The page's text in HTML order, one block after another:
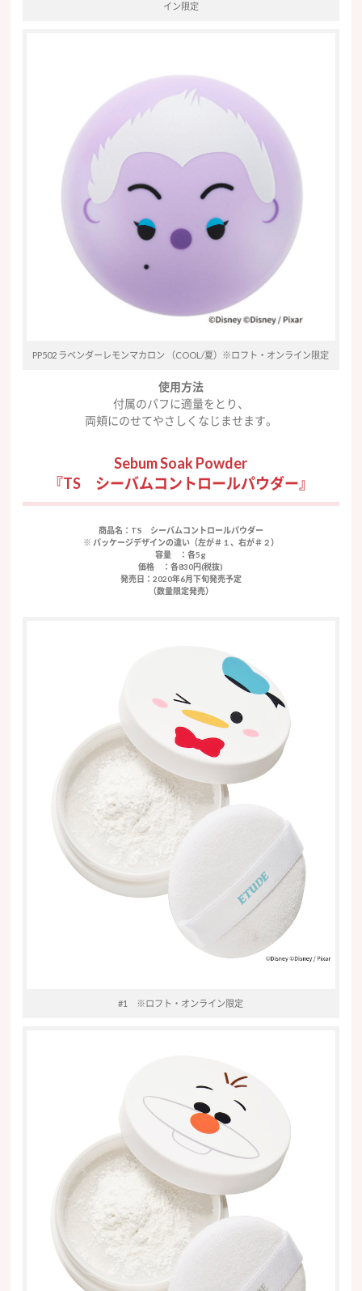
イン限定
PP502 ラベンダーレモンマカロン （COOL/夏）※ロフト・オンライン限定
使用方法
付属のパフに適量をとり、
両頬にのせてやさしくなじませます。
Sebum Soak Powder
『TS シーバムコントロールパウダー』
商品名 ：TS シーバムコントロールパウダー
※ パッケージデザインの違い（左が＃１、右が＃２）
容量
：各5g
価格
：各830円(税抜)
発売日 ：2020年6月下旬発売予定
（数量限定発売）
#1 ※ロフト・オンライン限定